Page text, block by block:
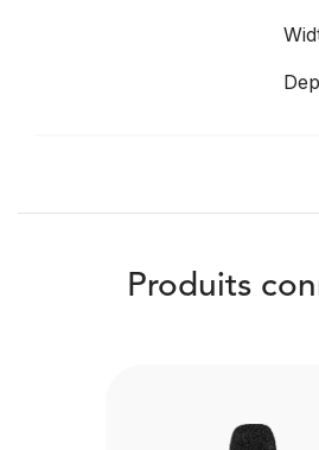
Produits